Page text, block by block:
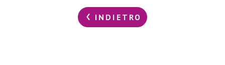
INDIETRO